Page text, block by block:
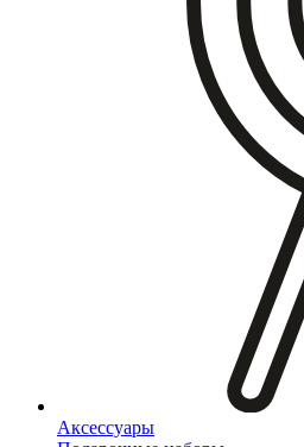
Аксессуары